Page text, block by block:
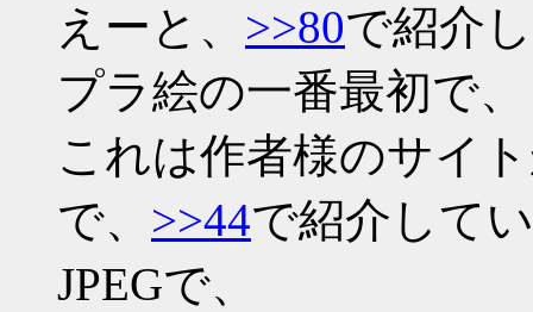
えーと、 >>80で紹介
プラ絵の一番最初で、
これは作者様のサイ
で、 >>44で紹介して
JPEGで、